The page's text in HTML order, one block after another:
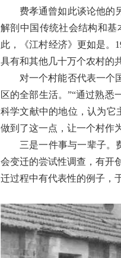
费孝通曾如此谈论他的
解剖中国传统社会结构和
此，《江村经济》更如是。
具有和其他几十万个农村的
对一个村能否代表一个
区的全部生活。”“通过熟
科学文献中的地位，认为它
做到了这一点，让一个村作
三是一件事与一辈子。
会变迁的尝试性调查，有开
迁过程中有代表性的例子，